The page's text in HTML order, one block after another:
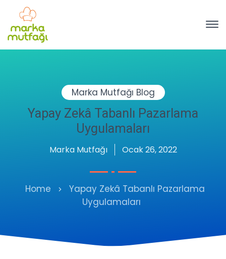
Marka Mutfağı Blog
Yapay Zekâ Tabanlı Pazarlama
Uygulamaları
Marka Mutfağı Ocak 26, 2022
Home
Yapay Zekâ Tabanlı Pazarlama
Uygulamaları